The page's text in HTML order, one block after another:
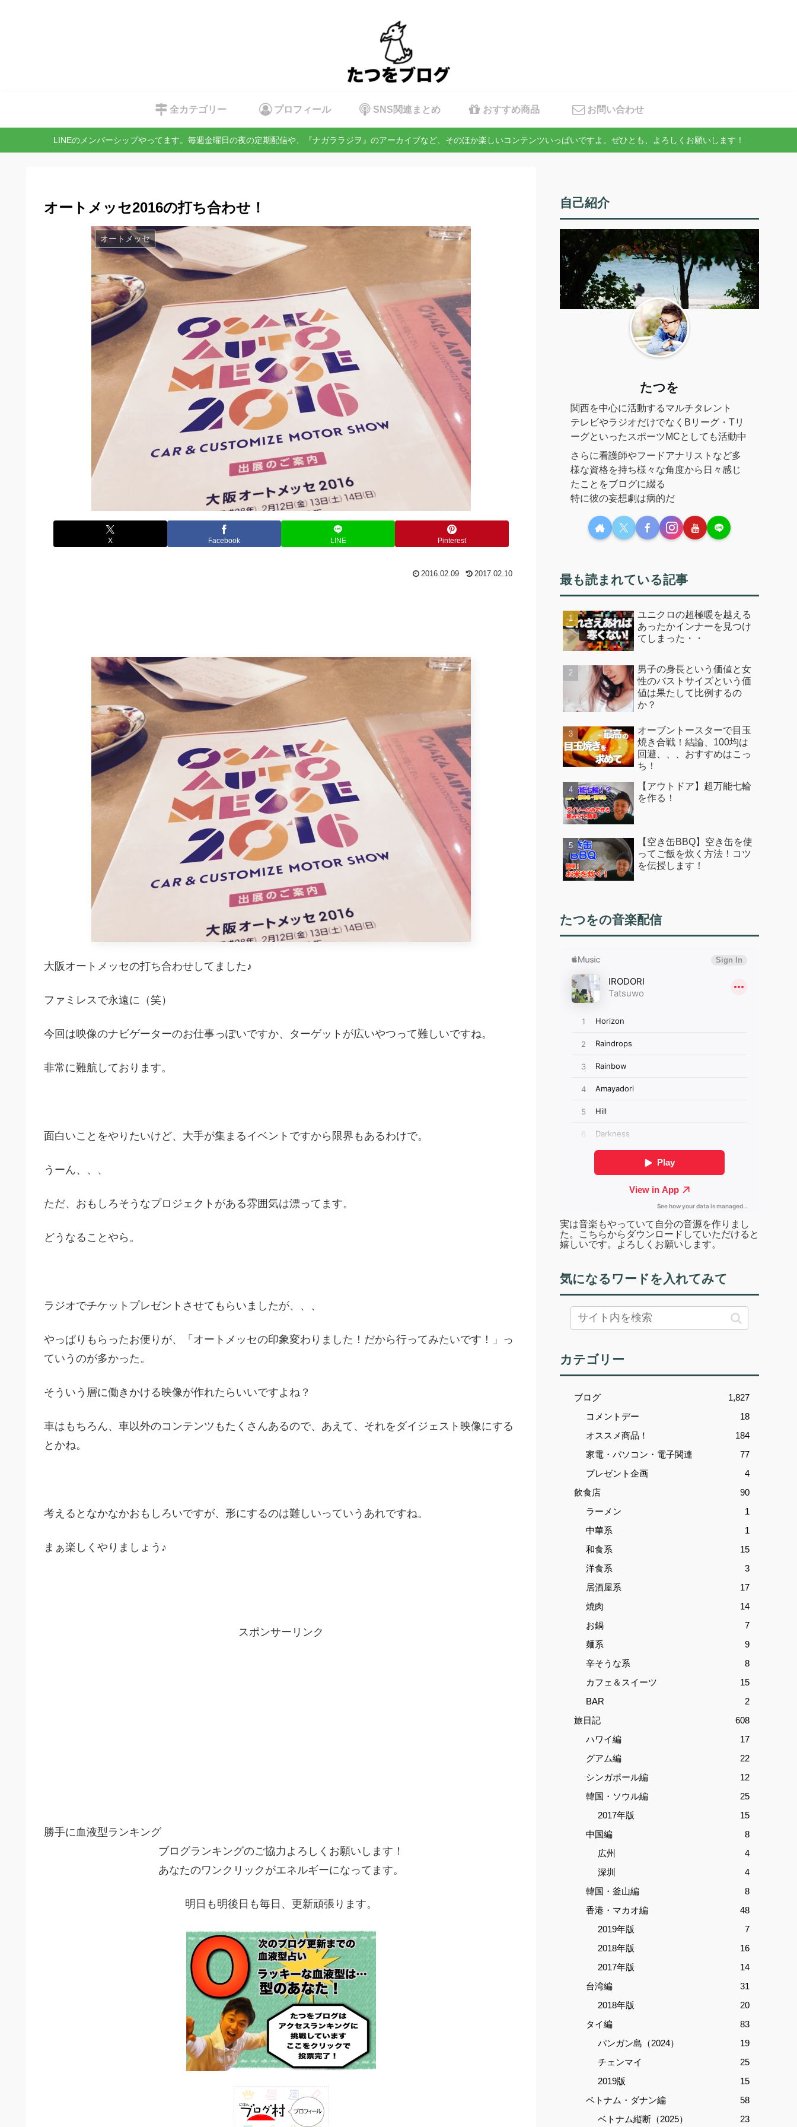
全カテゴリー プロフィール SNS関連まとめ おすすめ商品 お問い合わせ
LINEのメンバーシップやってます。毎週金曜日の夜の定期配信や、『ナガララジヲ』のアーカイブなど、そのほか楽しいコンテンツいっぱいですよ。ぜひとも、よろしくお願いします！
オートメッセ2016の打ち合わせ！
オートメッセ
X Facebook LINE Pinterest
2016.02.09 2017.02.10
大阪オートメッセの打ち合わせしてました♪
ファミレスで永遠に（笑）
今回は映像のナビゲーターのお仕事っぽいですか、ターゲットが広いやつって難しいですね。
非常に難航しております。
面白いことをやりたいけど、大手が集まるイベントですから限界もあるわけで。
うーん、、、
ただ、おもしろそうなプロジェクトがある雰囲気は漂ってます。
どうなることやら。
ラジオでチケットプレゼントさせてもらいましたが、、、
やっぱりもらったお便りが、「オートメッセの印象変わりました！だから行ってみたいです！」っ
ていうのが多かった。
そういう層に働きかける映像が作れたらいいですよね？
車はもちろん、車以外のコンテンツもたくさんあるので、あえて、それをダイジェスト映像にする
とかね。
考えるとなかなかおもしろいですが、形にするのは難しいっていうあれですね。
まぁ楽しくやりましょう♪
スポンサーリンク
勝手に血液型ランキング
ブログランキングのご協力よろしくお願いします！
あなたのワンクリックがエネルギーになってます。
明日も明後日も毎日、更新頑張ります。
自己紹介
たつを
関西を中心に活動するマルチタレント
テレビやラジオだけでなくBリーグ・Tリ
ーグといったスポーツMCとしても活動中
さらに看護師やフードアナリストなど多
様な資格を持ち様々な角度から日々感じ
たことをブログに綴る
特に彼の妄想劇は病的だ
最も読まれている記事
ユニクロの超極暖を越える
あったかインナーを見つけ
てしまった・・
男子の身長という価値と女
性のバストサイズという価
値は果たして比例するの
か？
オーブントースターで目玉
焼き合戦！結論、100均は
回避、、、おすすめはこっ
ち！
【アウトドア】超万能七輪
を作る！
【空き缶BBQ】空き缶を使
ってご飯を炊く方法！コツ
を伝授します！
たつをの音楽配信
実は音楽もやっていて自分の音源を作りまし
た。こちらからダウンロードしていただけると
嬉しいです。よろしくお願いします。
気になるワードを入れてみて
カテゴリー
ブログ
1,827
コメントデー
18
オススメ商品！
184
家電・パソコン・電子関連
77
プレゼント企画
4
飲食店
90
ラーメン
1
中華系
1
和食系
15
洋食系
3
居酒屋系
17
焼肉
14
お鍋
7
麺系
9
辛そうな系
8
カフェ＆スイーツ
15
BAR
2
旅日記
608
ハワイ編
17
グアム編
22
シンガポール編
12
韓国・ソウル編
25
2017年版
15
中国編
8
広州
4
深圳
4
韓国・釜山編
8
香港・マカオ編
48
2019年版
7
2018年版
16
2017年版
14
台湾編
31
2018年版
20
タイ編
83
パンガン島（2024）
19
チェンマイ
25
2019版
15
ベトナム・ダナン編
58
ベトナム縦断（2025）
23